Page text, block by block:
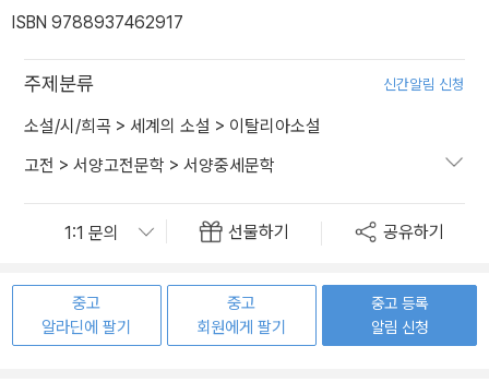
ISBN 9788937462917
주제분류 신간알림 신청
소설/시/희곡 > 세계의 소설 > 이탈리아소설
고전 > 서양고전문학 > 서양중세문학
선물하기 공유하기
중고
알라딘에 팔기
중고
회원에게 팔기
중고 등록
알림 신청